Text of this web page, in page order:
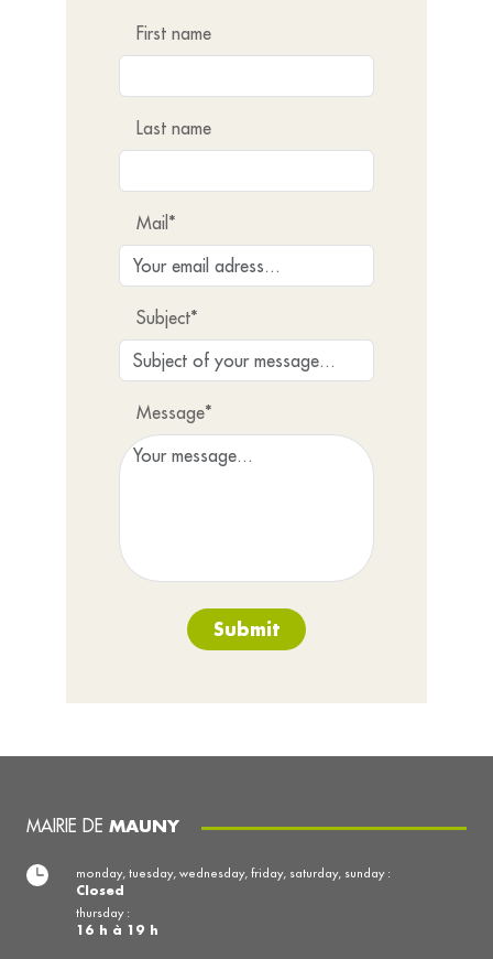
First name
Last name
Mail*
Subject*
Message*
Submit
MAIRIE DE MAUNY
monday, tuesday, wednesday, friday, saturday, sunday :
Closed
thursday :
16 h à 19 h